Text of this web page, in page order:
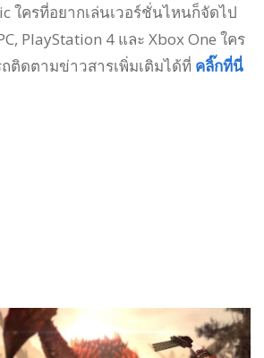
ใครที่อยากเล่นเวอร์ชั่นไหนก็จัดไป
PlayStation 4 และ Xbox One ใคร
ติดตามข่าวสารเพิ่มเติมได้ที่ คลิ๊กที่นี่